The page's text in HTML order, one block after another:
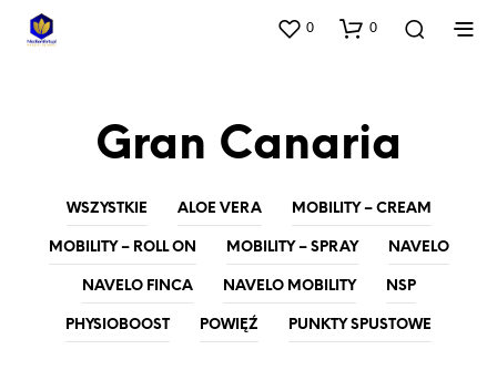
0 0
Gran Canaria
WSZYSTKIE ALOE VERA MOBILITY – CREAM
MOBILITY – ROLL ON MOBILITY – SPRAY NAVELO
NAVELO FINCA NAVELO MOBILITY NSP
PHYSIOBOOST POWIĘŹ PUNKTY SPUSTOWE